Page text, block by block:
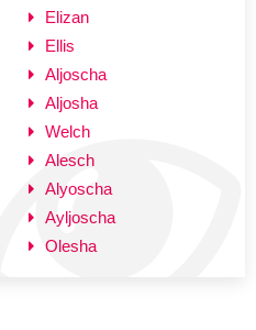
Elizan
Ellis
Aljoscha
Aljosha
Welch
Alesch
Alyoscha
Ayljoscha
Olesha